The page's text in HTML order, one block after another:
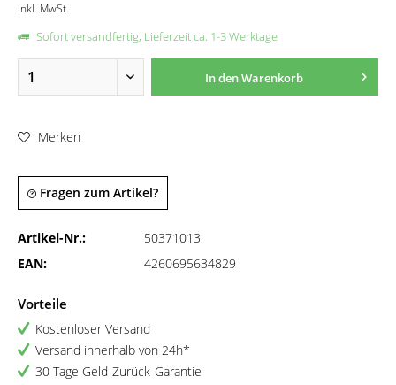
inkl. MwSt.
Sofort versandfertig, Lieferzeit ca. 1-3 Werktage
In denWarenkorb
Merken
Fragen zum Artikel?
Artikel-Nr.:
50371013
EAN:
4260695634829
Vorteile
Kostenloser Versand
Versand innerhalb von 24h*
30 Tage Geld-Zurück-Garantie